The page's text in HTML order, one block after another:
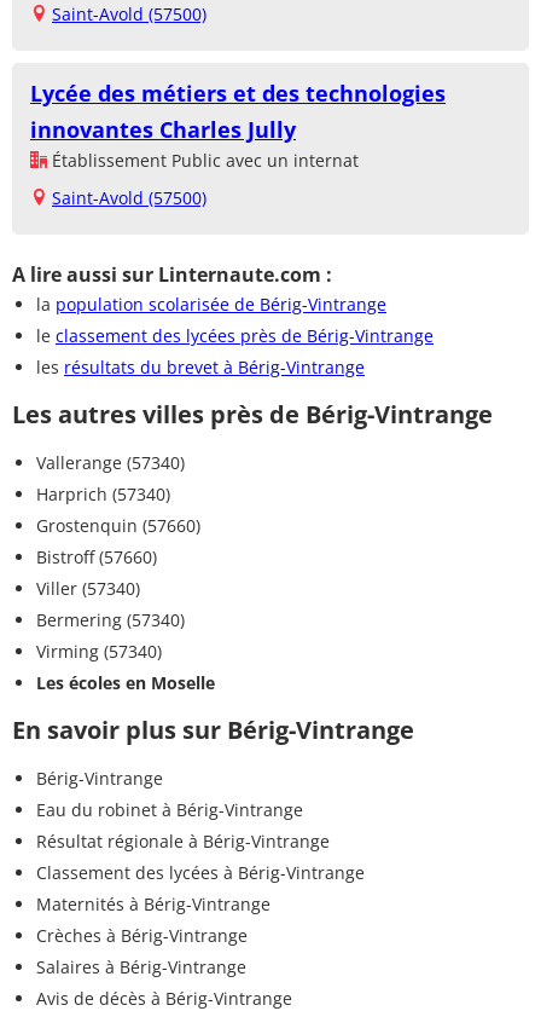
Saint-Avold (57500)
Lycée des métiers et des technologies
innovantes Charles Jully
Établissement Public avec un internat
Saint-Avold (57500)
A lire aussi sur Linternaute.com :
la population scolarisée de Bérig-Vintrange
le classement des lycées près de Bérig-Vintrange
les résultats du brevet à Bérig-Vintrange
Les autres villes près de Bérig-Vintrange
Vallerange (57340)
Harprich (57340)
Grostenquin (57660)
Bistroff (57660)
Viller (57340)
Bermering (57340)
Virming (57340)
Les écoles en Moselle
En savoir plus sur Bérig-Vintrange
Bérig-Vintrange
Eau du robinet à Bérig-Vintrange
Résultat régionale à Bérig-Vintrange
Classement des lycées à Bérig-Vintrange
Maternités à Bérig-Vintrange
Crèches à Bérig-Vintrange
Salaires à Bérig-Vintrange
Avis de décès à Bérig-Vintrange